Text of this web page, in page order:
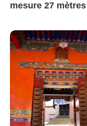
mesure 27 mètres